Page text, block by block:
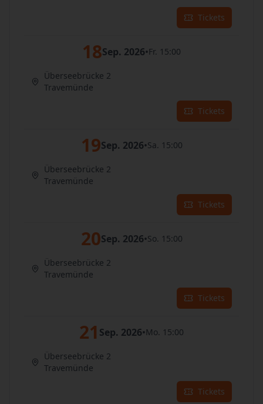
Tickets
18Sep. 2026•Fr. 15:00
Überseebrücke 2
Travemünde
Tickets
19Sep. 2026•Sa. 15:00
Überseebrücke 2
Travemünde
Tickets
20Sep. 2026•So. 15:00
Überseebrücke 2
Travemünde
Tickets
21 Sep. 2026•Mo. 15:00
Überseebrücke 2
Travemünde
Tickets